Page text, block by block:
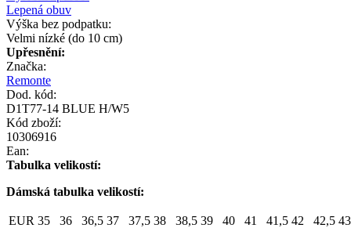
Lepená obuv
Výška bez podpatku:
Velmi nízké (do 10 cm)
Upřesnění:
Značka:
Remonte
Dod. kód:
D1T77-14 BLUE H/W5
Kód zboží:
10306916
Ean:
Tabulka velikostí:
Dámská tabulka velikostí:
EUR 35 36 36,5 37 37,5 38 38,5 39 40 41 41,5 42 42,5 43